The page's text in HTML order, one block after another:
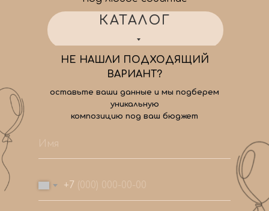
КАТАЛОГ
+7
НЕ НАШЛИ ПОДХОДЯЩИЙ
ВАРИАНТ?
оставьте ваши данные и мы подберем
уникальную
композицию под ваш бюджет